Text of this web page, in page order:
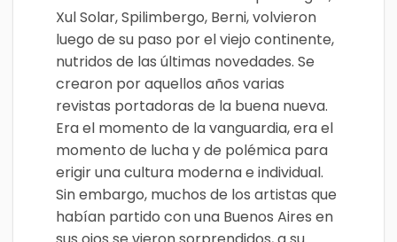
Xul Solar, Spilimbergo, Berni, volvieron
luego de su paso por el viejo continente,
nutridos de las últimas novedades. Se
crearon por aquellos años varias
revistas portadoras de la buena nueva.
Era el momento de la vanguardia, era el
momento de lucha y de polémica para
erigir una cultura moderna e individual.
Sin embargo, muchos de los artistas que
habían partido con una Buenos Aires en